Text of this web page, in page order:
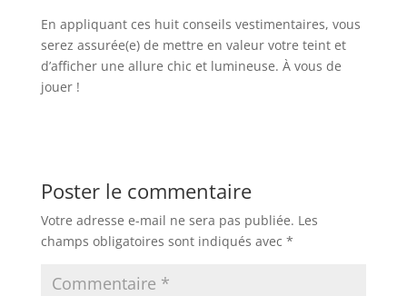
En appliquant ces huit conseils vestimentaires, vous
serez assurée(e) de mettre en valeur votre teint et
d’afficher une allure chic et lumineuse. À vous de
jouer !
Poster le commentaire
Votre adresse e-mail ne sera pas publiée. Les
champs obligatoires sont indiqués avec *